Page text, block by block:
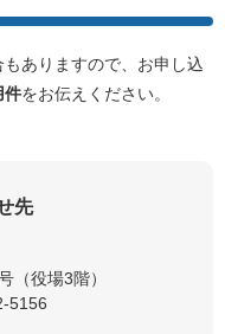
ありますので、お申し込
件をお伝えください。
先
（役場3階）
5156